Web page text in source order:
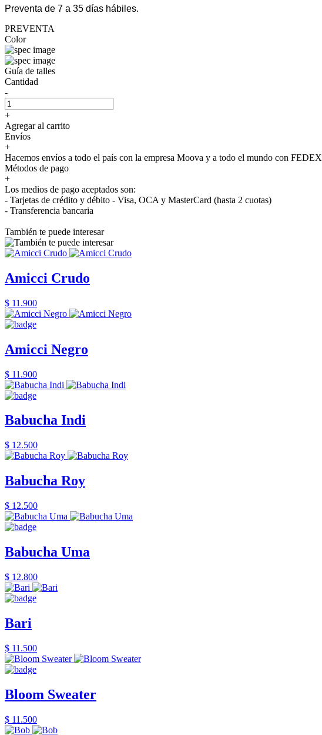
Preventa de 7 a 35 días hábiles.
PREVENTA
Color
Guía de talles
Cantidad
-
+
Agregar al carrito
Envíos
+
Hacemos envíos a todo el país con la empresa Moova y a todo el mundo con FEDEX
Métodos de pago
+
Los medios de pago aceptados son:
- Tarjetas de crédito y débito - Visa, OCA y MasterCard (hasta 2 cuotas)
- Transferencia bancaria
También te puede interesar
Amicci Crudo
$ 11.900
Amicci Negro
$ 11.900
Babucha Indi
$ 12.500
Babucha Roy
$ 12.500
Babucha Uma
$ 12.800
Bari
$ 11.500
Bloom Sweater
$ 11.500